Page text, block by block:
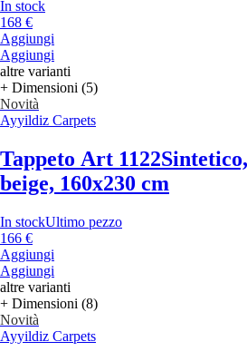
In stock
168 €
Aggiungi
Aggiungi
altre varianti
+ Dimensioni (5)
Novità
Ayyildiz Carpets
Tappeto Art 1122
beige, 160x230 cm
In stockUltimo pezzo
166 €
Aggiungi
Aggiungi
altre varianti
+ Dimensioni (8)
Novità
Ayyildiz Carpets